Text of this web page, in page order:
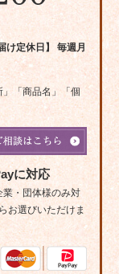
け定休日】 毎週月
「商品名」「個
に対応
業・団体様のみ対
お選びいただけま